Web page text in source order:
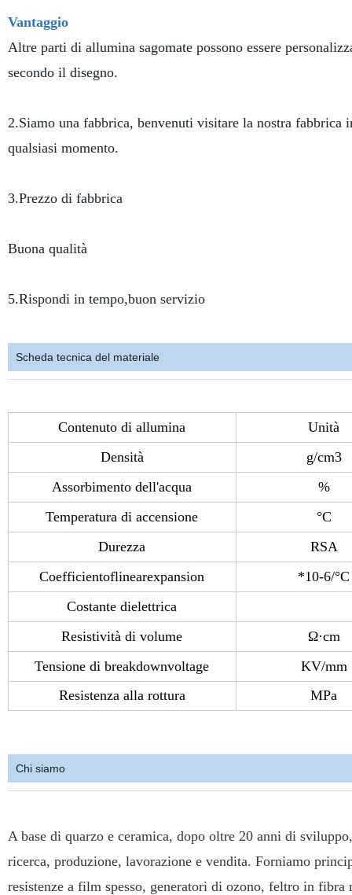
Vantaggio
Altre parti di allumina sagomate possono essere
secondo il disegno.
2.Siamo una fabbrica, benvenuti visitare la nostra fabbrica
qualsiasi momento.
3.Prezzo di fabbrica
Buona qualità
5.Rispondi in tempo,buon servizio
Scheda tecnica del materiale
Contenuto di allumina
Unità
Densità
g/cm3
Assorbimento dell'acqua
%
Temperatura di accensione
°C
Durezza
RSA
Coefficientoflinearexpansion
*10-6/°C
Costante dielettrica
Resistività di volume
Ω·cm
Tensione di breakdownvoltage
KV/mm
Resistenza alla rottura
MPa
Chi siamo
A base di quarzo e ceramica, dopo oltre 20 anni di
ricerca, produzione, lavorazione e vendita. Forniamo
resistenze a film spesso, generatori di ozono, feltro in